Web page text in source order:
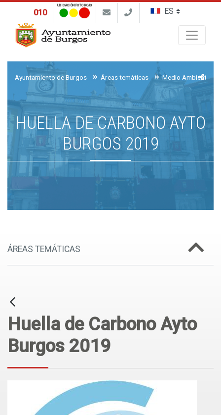
010
UBICACIÓN FOTO ROJO
Ayuntamiento de Burgos Áreas temáticas Medio Ambiente,
HUELLA DE CARBONO AYTO
BURGOS 2019
ÁREAS TEMÁTICAS
Huella de Carbono Ayto
Burgos 2019